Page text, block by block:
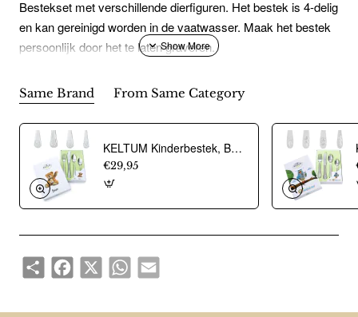
Bestekset met verschillende dierfiguren. Het bestek is 4-delig
en kan gereinigd worden in de vaatwasser. Maak het bestek
persoonlijk door het te laten graveren.
Same Brand From Same Category
KELTUM Kinderbestek, Beer 4dlg - RVS - 22420
€29,95
ShareFacebook
X WhatsAppEmail